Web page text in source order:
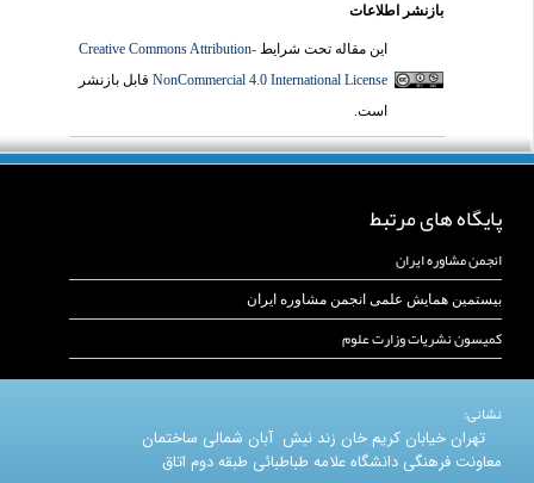
بازنشر اطلاعات
این مقاله تحت شرایطCreative Commons Attribution-
NonCommercial 4.0 International Licenseقابل بازنشر
است.
پایگاه های مرتبط
انجمن مشاوره ایران
بیستمین همایش علمی انجمن مشاوره ایران
کمیسون نشریات وزارت علوم
نشانی:
تهران خیابان کریم خان زند نبش آبان شمالی ساختمان
معاونت فرهنگی دانشگاه علامه طباطبائی طبقه دوم اتاق